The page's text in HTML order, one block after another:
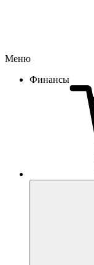
Меню
Финансы